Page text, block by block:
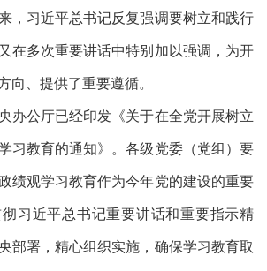
，习近平总书记反复强调要树立和践行
在多次重要讲话中特别加以强调，为开
向、提供了重要遵循。
公厅已经印发《关于在全党开展树立
习教育的通知》。各级党委（党组）要
绩观学习教育作为今年党的建设的重要
习近平总书记重要讲话和重要指示精
部署，精心组织实施，确保学习教育取